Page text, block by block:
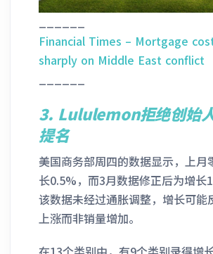
Financial Times – Mortgage
sharply on Middle East conflict
3. Lululemon拒绝创始
提名
美国商务部周四的数据显示，上月
长0.5%，而3月数据修正后为增长
该数据未经过通胀调整，增长可能
上涨而非销量增加。